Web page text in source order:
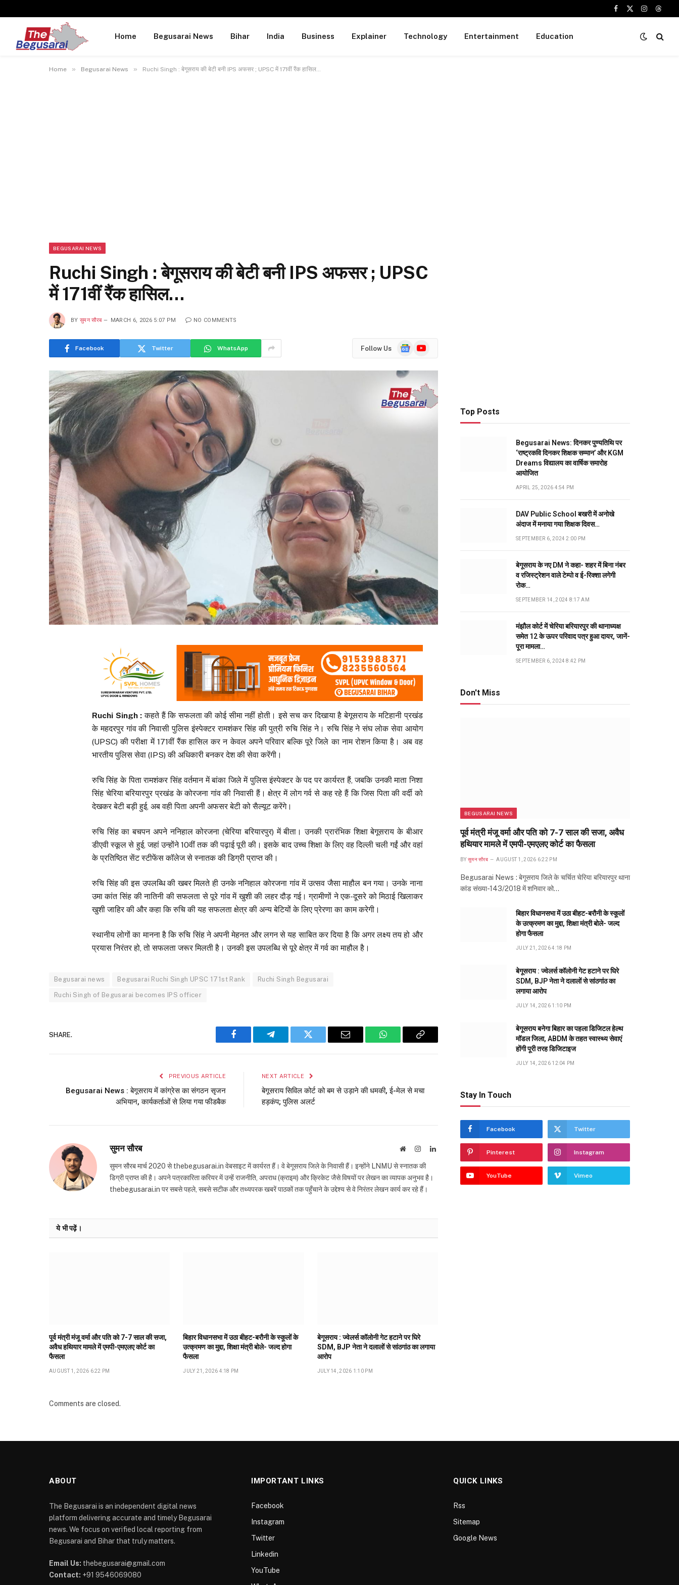
Facebook
X
Instagram
Home Begusarai News Bihar India Business Explainer Technology Entertainment Education
Home » Begusarai News » Ruchi Singh : बेगूसराय की बेटी बनी IPS अफसर ; UPSC में 171वीं रैंक हासिल…
BEGUSARAI NEWS
Ruchi Singh : बेगूसराय की बेटी बनी IPS अफसर ; UPSC
में 171वीं रैंक हासिल…
BY सुमन सौरब MARCH 6, 2026 5:07 PM NO COMMENTS
Facebook Twitter WhatsApp Follow Us
GoogleYouTube
Ruchi Singh :कहते हैं कि सफलता की कोई सीमा नहीं होती। इसे सच कर दिखाया है बेगूसराय के मटिहानी प्रखंड
के महदरपुर गांव की निवासी पुलिस इंस्पेक्टर रामशंकर सिंह की पुत्री रुचि सिंह ने। रुचि सिंह ने संघ लोक सेवा आयोग
(UPSC) की परीक्षा में 171वीं रैंक हासिल कर न केवल अपने परिवार बल्कि पूरे जिले का नाम रोशन किया है। अब वह
भारतीय पुलिस सेवा (IPS) की अधिकारी बनकर देश की सेवा करेंगी।
रुचि सिंह के पिता रामशंकर सिंह वर्तमान में बांका जिले में पुलिस इंस्पेक्टर के पद पर कार्यरत हैं, जबकि उनकी माता निशा
सिंह चेरिया बरियारपुर प्रखंड के कोरजना गांव की निवासी हैं। क्षेत्र में लोग गर्व से कह रहे हैं कि जिस पिता की वर्दी को
देखकर बेटी बड़ी हुई, अब वही पिता अपनी अफसर बेटी को सैल्यूट करेंगे।
रुचि सिंह का बचपन अपने ननिहाल कोरजना (चेरिया बरियारपुर) में बीता। उनकी प्रारंभिक शिक्षा बेगूसराय के बीआर
डीएवी स्कूल से हुई, जहां उन्होंने 10वीं तक की पढ़ाई पूरी की। इसके बाद उच्च शिक्षा के लिए वह दिल्ली चली गईं और वहां
के प्रतिष्ठित सेंट स्टीफेंस कॉलेज से स्नातक की डिग्री प्राप्त की।
रुचि सिंह की इस उपलब्धि की खबर मिलते ही उनके ननिहाल कोरजना गांव में उत्सव जैसा माहौल बन गया। उनके नाना
उमा कांत सिंह की नातिनी की सफलता से पूरे गांव में खुशी की लहर दौड़ गई। ग्रामीणों ने एक-दूसरे को मिठाई खिलाकर
खुशी जाहिर की और कहा कि रुचि की यह सफलता क्षेत्र की अन्य बेटियों के लिए प्रेरणा का काम करेगी।
स्थानीय लोगों का मानना है कि रुचि सिंह ने अपनी मेहनत और लगन से यह साबित कर दिया है कि अगर लक्ष्य तय हो और
प्रयास निरंतर हो, तो सफलता जरूर मिलती है। उनकी इस उपलब्धि से पूरे क्षेत्र में गर्व का माहौल है।
Begusarai news Begusarai Ruchi Singh UPSC 171st Rank Ruchi Singh Begusarai
Ruchi Singh of Begusarai becomes IPS officer
SHARE.
Facebook Telegram Twitter Email WhatsAppCopy
PREVIOUS ARTICLE
Begusarai News : बेगूसराय में कांग्रेस का संगठन सृजन
अभियान, कार्यकर्ताओं से लिया गया फीडबैक
NEXT ARTICLE
बेगूसराय सिविल कोर्ट को बम से उड़ाने की धमकी, ई-मेल से मचा
हड़कंप; पुलिस अलर्ट
सुमन सौरब WebsiteInstagramLinkedIn
सुमन सौरब मार्च 2020 से thebegusarai.in वेबसाइट में कार्यरत हैं। वे बेगूसराय जिले के निवासी हैं। इन्होंने LNMU से स्नातक की
डिग्री प्राप्त की है। अपने पत्रकारिता करियर में उन्हें राजनीति, अपराध (क्राइम) और क्रिकेट जैसे विषयों पर लेखन का व्यापक अनुभव है।
thebegusarai.in पर सबसे पहले, सबसे सटीक और तथ्यपरक खबरें पाठकों तक पहुँचाने के उद्देश्य से वे निरंतर लेखन कार्य कर रहे हैं।
ये भी पढ़ें।
पूर्व मंत्री मंजू वर्मा और पति को 7-7 साल की सजा,
अवैध हथियार मामले में एमपी-एमएलए कोर्ट का
फैसला
AUGUST 1, 2026 6:22 PM
बिहार विधानसभा में उठा बीहट-बरौनी के स्कूलों के
उत्क्रमण का मुद्दा, शिक्षा मंत्री बोले- जल्द होगा
फैसला
JULY 21, 2026 4:18 PM
बेगूसराय : ज्वेलर्स कॉलोनी गेट हटाने पर घिरे
SDM, BJP नेता ने दलालों से सांठगांठ का लगाया
आरोप
JULY 14, 2026 1:10 PM
Comments are closed.
Top Posts
Begusarai News: दिनकर पुण्यतिथि पर
‘राष्ट्रकवि दिनकर शिक्षक सम्मान’ और KGM
Dreams विद्यालय का वार्षिक समारोह
आयोजित
APRIL 25, 2026 4:54 PM
DAV Public School बखरी में अनोखे
अंदाज में मनाया गया शिक्षक दिवस…
SEPTEMBER 6, 2024 2:00 PM
बेगूसराय के नए DM ने कहा- शहर में बिना नंबर
व रजिस्ट्रेशन वाले टेम्पो व ई-रिक्शा लगेगी
रोक…
SEPTEMBER 14, 2024 8:17 AM
मंझौल कोर्ट में चेरिया बरियारपुर की थानाध्यक्ष
समेत 12 के ऊपर परिवाद पत्र हुआ दायर, जानें-
पूरा मामला…
SEPTEMBER 6, 2024 8:42 PM
Don't Miss
BEGUSARAI NEWS
पूर्व मंत्री मंजू वर्मा और पति को 7-7 साल की सजा, अवैध
हथियार मामले में एमपी-एमएलए कोर्ट का फैसला
BY सुमन सौरब AUGUST 1, 2026 6:22 PM
Begusarai News : बेगूसराय जिले के चर्चित चेरिया बरियारपुर थाना
कांड संख्या-143/2018 में शनिवार को…
बिहार विधानसभा में उठा बीहट-बरौनी के स्कूलों
के उत्क्रमण का मुद्दा, शिक्षा मंत्री बोले- जल्द
होगा फैसला
JULY 21, 2026 4:18 PM
बेगूसराय : ज्वेलर्स कॉलोनी गेट हटाने पर घिरे
SDM, BJP नेता ने दलालों से सांठगांठ का
लगाया आरोप
JULY 14, 2026 1:10 PM
बेगूसराय बनेगा बिहार का पहला डिजिटल हेल्थ
मॉडल जिला, ABDM के तहत स्वास्थ्य सेवाएं
होंगी पूरी तरह डिजिटाइज
JULY 14, 2026 12:04 PM
Stay In Touch
Facebook Twitter
Pinterest Instagram
YouTube Vimeo
ABOUT
The Begusarai is an independent digital news
platform delivering accurate and timely Begusarai
news. We focus on verified local reporting from
Begusarai and Bihar that truly matters.
Email Us: thebegusarai@gmail.com
Contact: +91 9546069080
IMPORTANT LINKS
Facebook
Instagram
Twitter
Linkedin
YouTube
QUICK LINKS
Rss
Sitemap
Google News